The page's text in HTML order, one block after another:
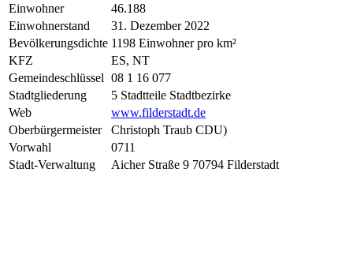
Einwohner
46.188
Einwohnerstand
31. Dezember 2022
Bevölkerungsdichte 1198 Einwohner pro km²
KFZ
ES, NT
Gemeindeschlüssel 08 1 16 077
Stadtgliederung
5 Stadtteile Stadtbezirke
Web
www.filderstadt.de
Oberbürgermeister
Christoph Traub CDU)
Vorwahl
0711
Stadt-Verwaltung
Aicher Straße 9 70794 Filderstadt